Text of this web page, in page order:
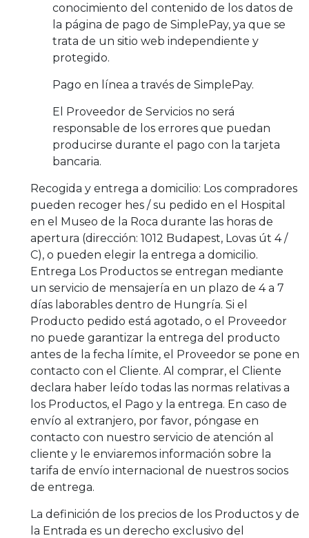
conocimiento del contenido de los datos de
la página de pago de SimplePay, ya que se
trata de un sitio web independiente y
protegido.
Pago en línea a través de SimplePay.
El Proveedor de Servicios no será
responsable de los errores que puedan
producirse durante el pago con la tarjeta
bancaria.
Recogida y entrega a domicilio: Los compradores
pueden recoger hes / su pedido en el Hospital
en el Museo de la Roca durante las horas de
apertura (dirección: 1012 Budapest, Lovas út 4 /
C), o pueden elegir la entrega a domicilio.
Entrega Los Productos se entregan mediante
un servicio de mensajería en un plazo de 4 a 7
días laborables dentro de Hungría. Si el
Producto pedido está agotado, o el Proveedor
no puede garantizar la entrega del producto
antes de la fecha límite, el Proveedor se pone en
contacto con el Cliente. Al comprar, el Cliente
declara haber leído todas las normas relativas a
los Productos, el Pago y la entrega. En caso de
envío al extranjero, por favor, póngase en
contacto con nuestro servicio de atención al
cliente y le enviaremos información sobre la
tarifa de envío internacional de nuestros socios
de entrega.
La definición de los precios de los Productos y de
la Entrada es un derecho exclusivo del